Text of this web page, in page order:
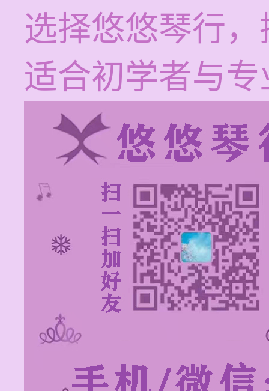
选择悠悠琴行
适合初学者与